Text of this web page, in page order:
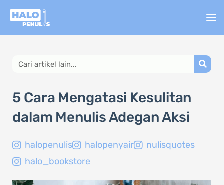
Lewati
Search
5 Cara Mengatasi Kesulitan
dalam Menulis Adegan Aksi
halopenulis halopenyair
nulisquotes
halo_bookstore